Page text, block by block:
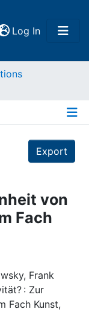
Log In(current)
Export
von
Fach
Frank
: Zur
Fach Kunst,